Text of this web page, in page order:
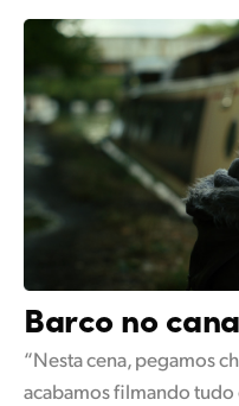
Barco no
“Nesta cena, pegamos
acabamos filmando